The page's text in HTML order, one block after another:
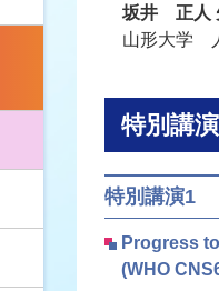
坂井 正人
山形大学
特別講
特別講演1
Progress
(WHO